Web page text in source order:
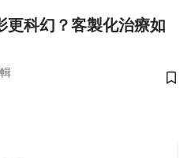
更科幻？客製化治療如
儲